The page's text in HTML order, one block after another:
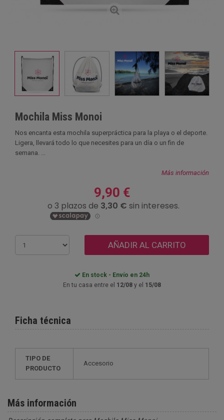
Mochila Miss Monoi
Nos encanta esta mochila superpráctica para la playa o el deporte.
Ligera, llevará todo lo que necesites para un día o un fin de
semana. ...
Más información
9,90 €
AÑADIR AL CARRITO
En stock - Envío en 24h
En tu casa entre el 12/08 y el 15/08
Ficha técnica
TIPO DE
PRODUCTO
Accesorio
Más información